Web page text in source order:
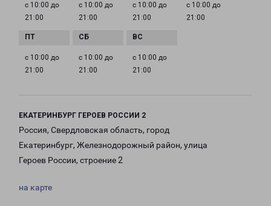
с 10:00 до
21:00
с 10:00 до
21:00
с 10:00 до
21:00
с 10:00 до
21:00
с 10:00 до
21:00
с 10:00 до
21:00
с 10:00 до
21:00
ЕКАТЕРИНБУРГ ГЕРОЕВ РОССИИ 2
Россия, Свердловская область, город
Екатеринбург, Железнодорожный район, улица
Героев России, строение 2
на карте